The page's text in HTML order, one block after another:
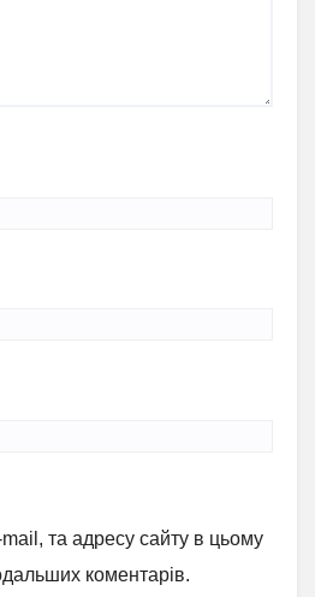
та адресу сайту в цьому
коментарів.